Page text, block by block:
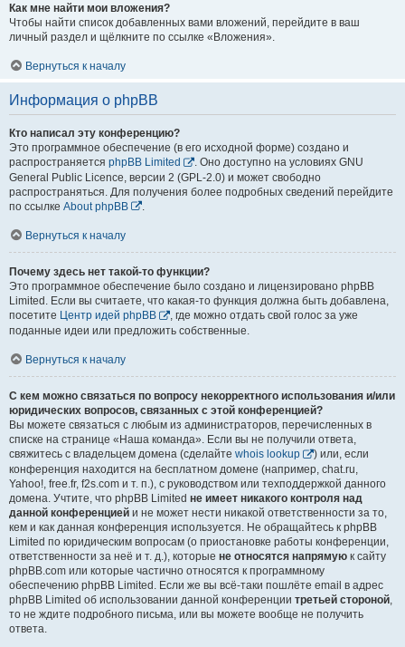
Как мне найти мои вложения?
Чтобы найти список добавленных вами вложений, перейдите в ваш
личный раздел и щёлкните по ссылке «Вложения».
Вернуться к началу
Информация о phpBB
Кто написал эту конференцию?
Это программное обеспечение (в его исходной форме) создано и
распространяется phpBB Limited
. Оно доступно на условиях GNU
General Public Licence, версии 2 (GPL-2.0) и может свободно
распространяться. Для получения более подробных сведений перейдите
по ссылке About phpBB
Вернуться к началу
Почему здесь нет такой-то функции?
Это программное обеспечение было создано и лицензировано phpBB
Limited. Если вы считаете, что какая-то функция должна быть добавлена,
посетите Центр идей phpBB
, где можно отдать свой голос за уже
поданные идеи или предложить собственные.
Вернуться к началу
С кем можно связаться по вопросу некорректного использования и/или
юридических вопросов, связанных с этой конференцией?
Вы можете связаться с любым из администраторов, перечисленных в
списке на странице «Наша команда». Если вы не получили ответа,
свяжитесь с владельцем домена (сделайте whois lookup
) или, если
конференция находится на бесплатном домене (например, chat.ru,
Yahoo!, free.fr, f2s.com и т. п.), с руководством или техподдержкой данного
домена. Учтите, что phpBB Limited не имеет никакого контроля над
данной конференцией и не может нести никакой ответственности за то,
кем и как данная конференция используется. Не обращайтесь к phpBB
Limited по юридическим вопросам (о приостановке работы конференции,
ответственности за неё и т. д.), которые не относятся напрямую к сайту
phpBB.com или которые частично относятся к программному
обеспечению phpBB Limited. Если же вы всё-таки пошлёте email в адрес
phpBB Limited об использовании данной конференции третьей стороной,
то не ждите подробного письма, или вы можете вообще не получить
ответа.